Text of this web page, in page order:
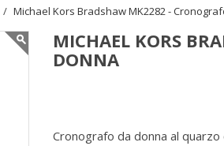
Michael Kors Bradshaw MK2282 -
MICHAEL KORS
DONNA
Cronografo da donna al